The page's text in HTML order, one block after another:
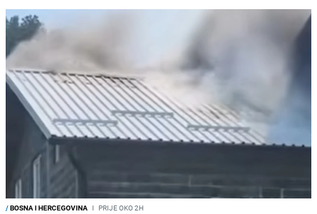
/BOSNA I HERCEGOVINA I PRIJE OKO 2H